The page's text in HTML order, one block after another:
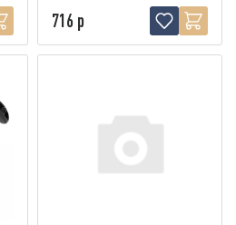
716 р